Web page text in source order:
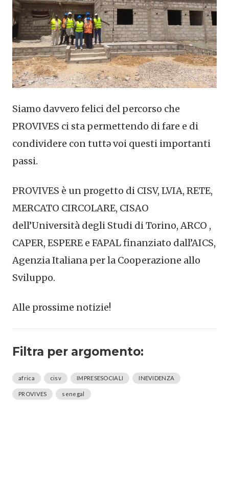
Siamo davvero felici del percorso che
PROVIVES ci sta permettendo di fare e di
condividere con tuttə voi questi importanti
passi.
PROVIVES è un progetto di CISV, LVIA, RETE,
MERCATO CIRCOLARE, CISAO
dell’Università degli Studi di Torino, ARCO ,
CAPER, ESPERE e FAPAL finanziato dall’AICS,
Agenzia Italiana per la Cooperazione allo
Sviluppo.
Alle prossime notizie!
Filtra per argomento:
africa cisv IMPRESESOCIALI INEVIDENZA
PROVIVES senegal